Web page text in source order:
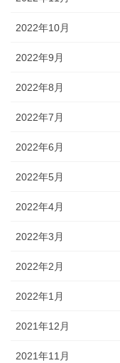
2022年10月
2022年9月
2022年8月
2022年7月
2022年6月
2022年5月
2022年4月
2022年3月
2022年2月
2022年1月
2021年12月
2021年11月